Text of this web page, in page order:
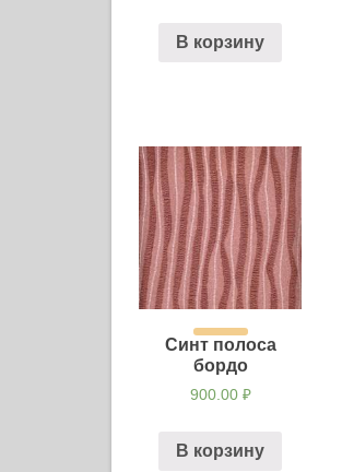
В корзину
Синт полоса
бордо
900.00 ₽
В корзину